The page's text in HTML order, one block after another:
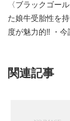
〈ブラックゴー
た娘牛受胎性を
度が魅力的‼ ・
関連記事